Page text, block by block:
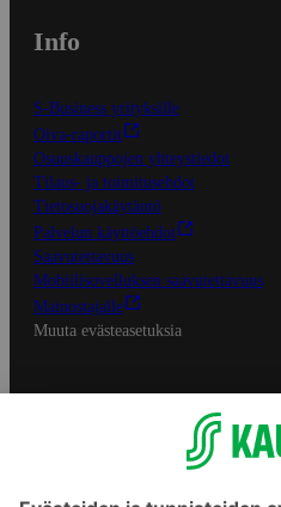
Info
S-Business yrityksille
Oiva-raportit
Osuuskauppojen yhteystiedot
Tilaus- ja toimitusehdot
Tietosuojakäytäntö
Palvelun käyttöehdot
Saavutettavuus
Mobiilisovelluksen saavutettavuus
Mainostajalle
Muuta evästeasetuksia
S-ryhmän palvelut